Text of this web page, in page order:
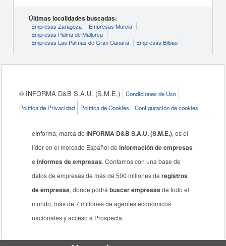
Últimas localidades buscadas:
Empresas Zaragoza
Empresas Murcia
Empresas Palma de Mallorca
Empresas Las Palmas de Gran Canaria
Empresas Bilbao
© INFORMA D&B S.A.U. (S.M.E.)
Condiciones de Uso
Política de Privacidad
Política de Cookies Configuración de cookies
eInforma, marca deINFORMA D&B S.A.U. (S.M.E.), es el
líder en el mercado Español deinformación de empresas
einformes de empresas. Contamos con una base de
datos de empresas de más de 500 millones deregistros
de empresas, donde podrábuscar empresas de todo el
mundo, más de 7 millones de agentes económicos
nacionales y acceso a Prospecta.